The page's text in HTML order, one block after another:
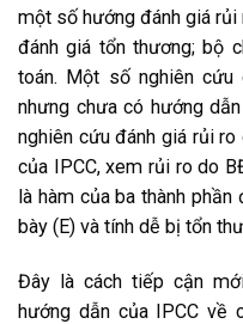
một số hướng đánh giá
đánh giá tổn thương; bộ
toán. Một số nghiên
nhưng chưa có hướng
nghiên cứu đánh giá rủi
của IPCC, xem rủi ro do
là hàm của ba thành
bày (E) và tính dễ bị tổn
Đây là cách tiếp cận
hướng dẫn của IPCC về